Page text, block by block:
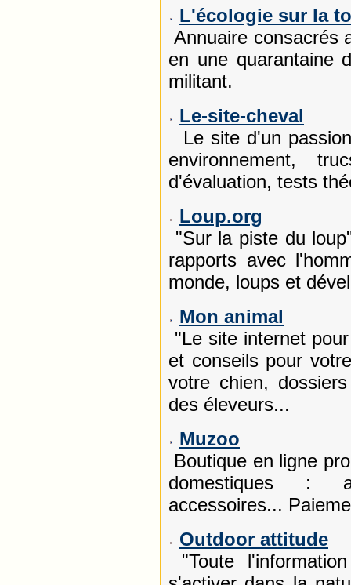
L'écologie sur la
Annuaire consacrés
en une quarantaine
militant.
Le-site-cheval
Le site d'un
environnement,
d'évaluation, tests
Loup.org
"Sur la piste du
rapports avec
monde, loups et
Mon animal
"Le site internet
et conseils pour
votre chien,
des éleveurs...
Muzoo
Boutique en ligne
domestiques :
accessoires...
Outdoor attitude
"Toute